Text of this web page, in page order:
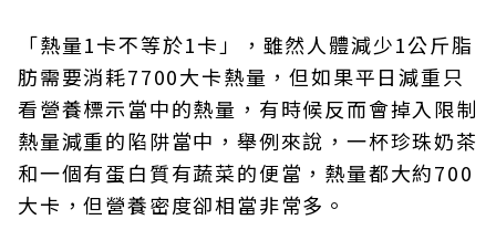
「熱量1卡不等於1卡」，雖然人體減少1公斤脂
肪需要消耗7700大卡熱量，但如果平日減重只
看營養標示當中的熱量，有時候反而會掉入限制
熱量減重的陷阱當中，舉例來說，一杯珍珠奶茶
和一個有蛋白質有蔬菜的便當，熱量都大約700
大卡，但營養密度卻相當非常多。